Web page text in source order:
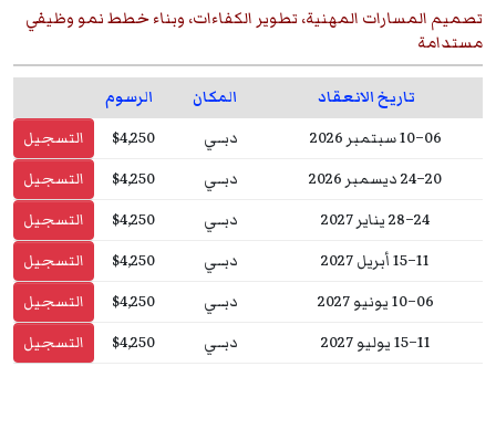
تصميم المسارات المهنية، تطوير الكفاءات، وبناء خطط نمو وظيفي
مستدامة
تاريخ الانعقاد المكان
الرسوم
06–10 سبتمبر 2026
دبــي $4,250
التسجيل
20–24 ديسمبر 2026
دبــي $4,250
التسجيل
24–28 يناير 2027
دبــي $4,250
التسجيل
11–15 أبريل 2027
دبــي $4,250
التسجيل
06–10 يونيو 2027
دبــي $4,250
التسجيل
11–15 يوليو 2027
دبــي $4,250 التسجيل